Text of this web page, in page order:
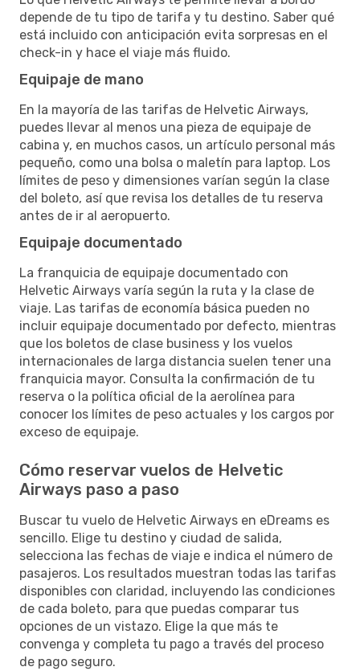
depende de tu tipo de tarifa y tu destino. Saber qué
está incluido con anticipación evita sorpresas en el
check-in y hace el viaje más fluido.
Equipaje de mano
En la mayoría de las tarifas de Helvetic Airways,
puedes llevar al menos una pieza de equipaje de
cabina y, en muchos casos, un artículo personal más
pequeño, como una bolsa o maletín para laptop. Los
límites de peso y dimensiones varían según la clase
del boleto, así que revisa los detalles de tu reserva
antes de ir al aeropuerto.
Equipaje documentado
La franquicia de equipaje documentado con
Helvetic Airways varía según la ruta y la clase de
viaje. Las tarifas de economía básica pueden no
incluir equipaje documentado por defecto, mientras
que los boletos de clase business y los vuelos
internacionales de larga distancia suelen tener una
franquicia mayor. Consulta la confirmación de tu
reserva o la política oficial de la aerolínea para
conocer los límites de peso actuales y los cargos por
exceso de equipaje.
Cómo reservar vuelos de Helvetic
Airways paso a paso
Buscar tu vuelo de Helvetic Airways en eDreams es
sencillo. Elige tu destino y ciudad de salida,
selecciona las fechas de viaje e indica el número de
pasajeros. Los resultados muestran todas las tarifas
disponibles con claridad, incluyendo las condiciones
de cada boleto, para que puedas comparar tus
opciones de un vistazo. Elige la que más te
convenga y completa tu pago a través del proceso
de pago seguro.